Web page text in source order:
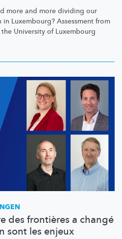
more and more dividing our
Luxembourg? Assessment from
University of Luxembourg
des frontières a changé
sont les enjeux